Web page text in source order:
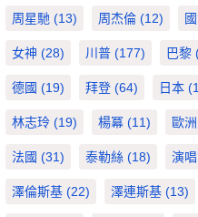
周星馳 (13) 周杰倫 (12)
女神 (28) 川普 (177) 巴黎
德國 (19) 拜登 (64) 日本
林志玲 (19) 楊冪 (11) 歐洲
法國 (31) 泰勒絲 (18) 演
澤倫斯基 (22) 澤連斯基 (13)